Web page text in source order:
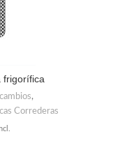
frigorífica
,
Correderas